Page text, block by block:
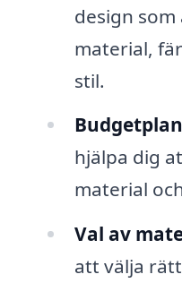
design
material,
stil.
hjälpa dig
material
Val av
att välja